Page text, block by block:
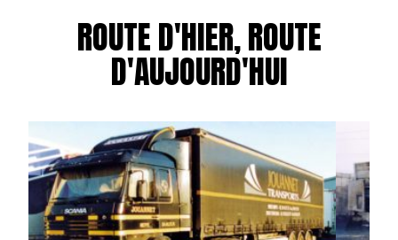
ROUTE D'HIER, ROUTE
D'AUJOURD'HUI